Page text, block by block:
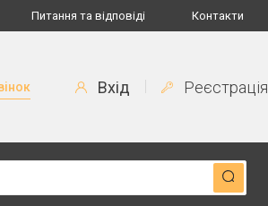
Питання та відповіді Контакти
Вхід Реєстрація